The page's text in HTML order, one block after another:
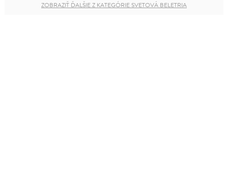
ZOBRAZIŤ ĎALŠIE Z KATEGÓRIE SVETOVÁ BELETRIA